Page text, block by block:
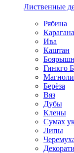
Лиственные
Рябина
Карагана
Ива
Каштан
Гинкго
Берёза
Вяз
Дубы
Клены
Сумах
Липы